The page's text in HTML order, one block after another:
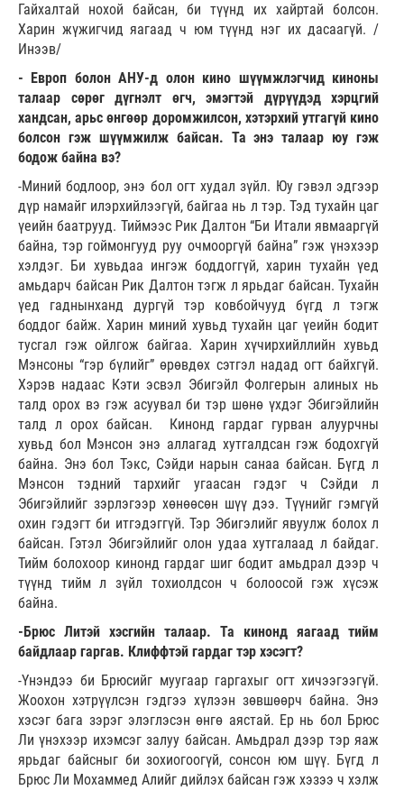
Гайхалтай нохой байсан, би түүнд их хайртай болсон.
Харин жүжигчид яагаад ч юм түүнд нэг их дасаагүй. /
Инээв/
- Европ болон АНУ-д олон кино шүүмжлэгчид киноны
талаар сөрөг дүгнэлт өгч, эмэгтэй дүрүүдэд хэрцгий
хандсан, арьс өнгөөр доромжилсон, хэтэрхий утгагүй кино
болсон гэж шүүмжилж байсан. Та энэ талаар юу гэж
бодож байна вэ?
-Миний бодлоор, энэ бол огт худал зүйл. Юу гэвэл эдгээр
дүр намайг илэрхийлээгүй, байгаа нь л тэр. Тэд тухайн цаг
үеийн баатрууд. Тиймээс Рик Далтон “Би Итали явмааргүй
байна, тэр гоймонгууд руу очмооргүй байна” гэж үнэхээр
хэлдэг. Би хувьдаа ингэж боддоггүй, харин тухайн үед
амьдарч байсан Рик Далтон тэгж л ярьдаг байсан. Тухайн
үед гаднынханд дургүй тэр ковбойчууд бүгд л тэгж
боддог байж. Харин миний хувьд тухайн цаг үеийн бодит
тусгал гэж ойлгож байгаа. Харин хүчирхийллийн хувьд
Мэнсоны “гэр бүлийг” өрөвдөх сэтгэл надад огт байхгүй.
Хэрэв надаас Кэти эсвэл Эбигэйл Фолгерын алиных нь
талд орох вэ гэж асуувал би тэр шөнө үхдэг Эбигэйлийн
талд л орох байсан. Кинонд гардаг гурван алуурчны
хувьд бол Мэнсон энэ аллагад хутгалдсан гэж бодохгүй
байна. Энэ бол Тэкс, Сэйди нарын санаа байсан. Бүгд л
Мэнсон тэдний тархийг угаасан гэдэг ч Сэйди л
Эбигэйлийг зэрлэгээр хөнөөсөн шүү дээ. Түүнийг гэмгүй
охин гэдэгт би итгэдэггүй. Тэр Эбигэлийг явуулж болох л
байсан. Гэтэл Эбигэйлийг олон удаа хутгалаад л байдаг.
Тийм болохоор кинонд гардаг шиг бодит амьдрал дээр ч
түүнд тийм л зүйл тохиолдсон ч болоосой гэж хүсэж
байна.
-Брюс Литэй хэсгийн талаар. Та кинонд яагаад тийм
байдлаар гаргав. Клиффтэй гардаг тэр хэсэгт?
-Үнэндээ би Брюсийг муугаар гаргахыг огт хичээгээгүй.
Жоохон хэтрүүлсэн гэдгээ хүлээн зөвшөөрч байна. Энэ
хэсэг бага зэрэг элэглэсэн өнгө аястай. Ер нь бол Брюс
Ли үнэхээр ихэмсэг залуу байсан. Амьдрал дээр тэр яаж
ярьдаг байсныг би зохиогоогүй, сонсон юм шүү. Бүгд л
Брюс Ли Мохаммед Алийг дийлэх байсан гэж хэзээ ч хэлж